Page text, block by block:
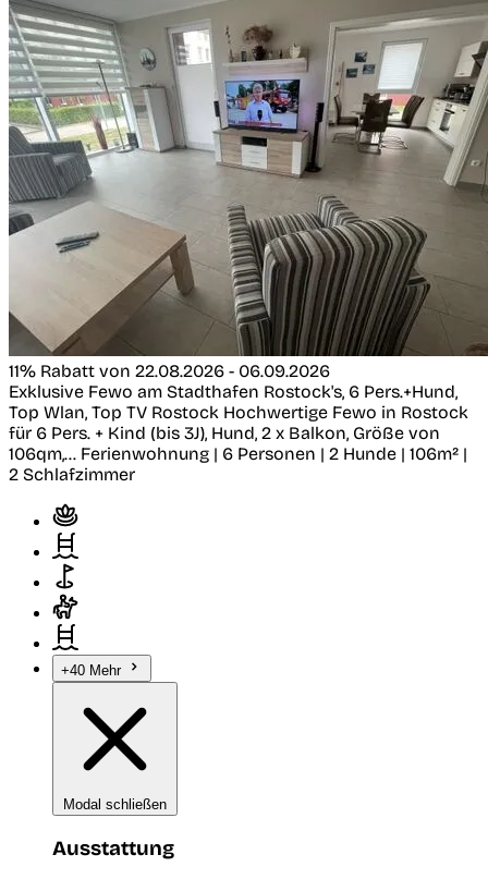
11% Rabatt von 22.08.2026 - 06.09.2026
Exklusive Fewo am Stadthafen Rostock's, 6 Pers.+Hund,
Top Wlan, Top TV Rostock Hochwertige Fewo in Rostock
für 6 Pers. + Kind (bis 3J), Hund, 2 x Balkon, Größe von
106qm,... Ferienwohnung | 6 Personen | 2 Hunde | 106m² |
2 Schlafzimmer
+40 Mehr
Modal schließen
Ausstattung